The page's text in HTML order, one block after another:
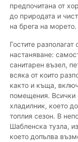
предпочитана от
до природата и
на брега на морето.
Гостите
настаняване:
санитарен възел,
всяка от които
както и къща,
помещения. Всички
хладилник, което
топлия сезон. В
Шабленска тузла,
което допълва